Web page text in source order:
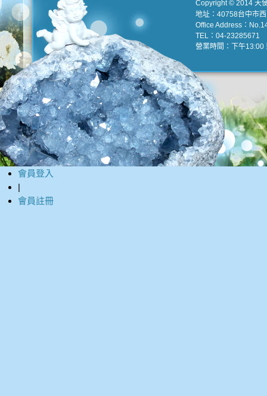
Copyright © 2014 天
地址：40758台中市
Office Address：
TEL：04-23285671
營業時間：下午13:00
會員登入
|
會員註冊